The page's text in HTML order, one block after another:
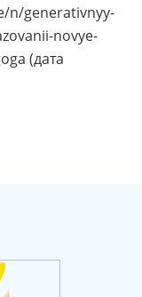
n/generativnyy-
novye-
(дата